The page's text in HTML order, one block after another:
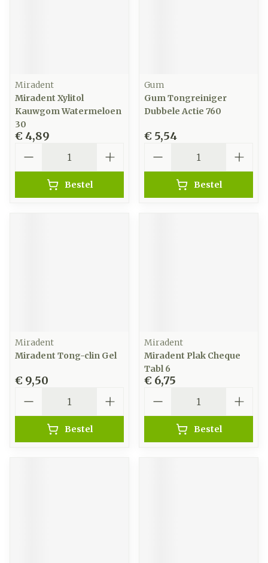
Miradent
Miradent Xylitol
Kauwgom Watermeloen
30
€ 4,89
Bestel
Gum
Gum Tongreiniger
Dubbele Actie 760
€ 5,54
Bestel
Miradent
Miradent Tong-clin Gel
€ 9,50
Bestel
Miradent
Miradent Plak Cheque
Tabl 6
€ 6,75
Bestel